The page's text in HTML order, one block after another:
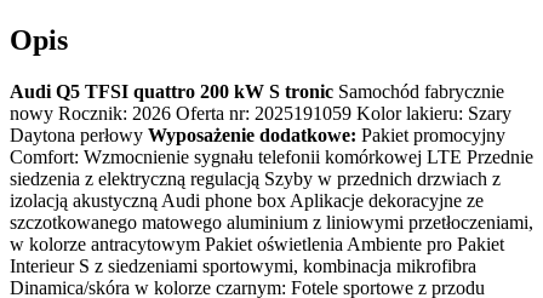
Opis
Audi Q5 TFSI quattro 200 kW S tronic Samochód fabrycznie
nowy Rocznik: 2026 Oferta nr: 2025191059 Kolor lakieru: Szary
Daytona perłowy Wyposażenie dodatkowe: Pakiet promocyjny
Comfort: Wzmocnienie sygnału telefonii komórkowej LTE Przednie
siedzenia z elektryczną regulacją Szyby w przednich drzwiach z
izolacją akustyczną Audi phone box Aplikacje dekoracyjne ze
szczotkowanego matowego aluminium z liniowymi przetłoczeniami,
w kolorze antracytowym Pakiet oświetlenia Ambiente pro Pakiet
Interieur S z siedzeniami sportowymi, kombinacja mikrofibra
Dinamica/skóra w kolorze czarnym: Fotele sportowe z przodu